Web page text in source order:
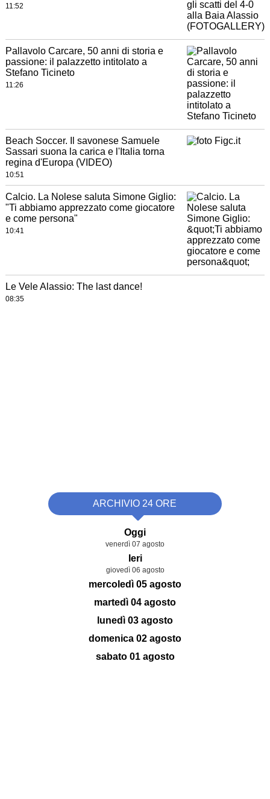
11:52
Pallavolo Carcare, 50 anni di storia e
passione: il palazzetto intitolato a
Stefano Ticineto
11:26
Beach Soccer. Il savonese Samuele
Sassari suona la carica e l'Italia torna
regina d'Europa (VIDEO)
10:51
Calcio. La Nolese saluta Simone Giglio:
"Ti abbiamo apprezzato come giocatore
e come persona"
10:41
Le Vele Alassio: The last dance!
08:35
ARCHIVIO 24 ORE
Oggi
venerdì 07 agosto
Ieri
giovedì 06 agosto
mercoledì 05 agosto
martedì 04 agosto
lunedì 03 agosto
domenica 02 agosto
sabato 01 agosto